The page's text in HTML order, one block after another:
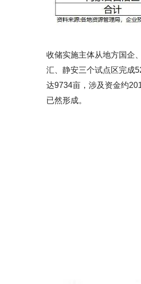
收储实施主体从地方国企
汇、静安三个试点区完成
达9734亩，涉及资金约
已然形成。